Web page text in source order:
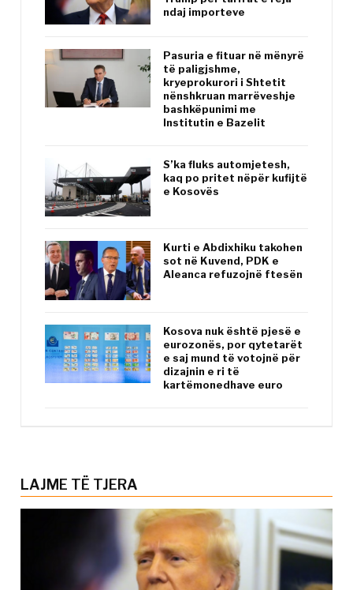
ndaj importeve
Pasuria e fituar në mënyrë
të paligjshme,
kryeprokurori i Shtetit
nënshkruan marrëveshje
bashkëpunimi me
Institutin e Bazelit
S’ka fluks automjetesh,
kaq po pritet nëpër kufijtë
e Kosovës
Kurti e Abdixhiku takohen
sot në Kuvend, PDK e
Aleanca refuzojnë ftesën
Kosova nuk është pjesë e
eurozonës, por qytetarët
e saj mund të votojnë për
dizajnin e ri të
kartëmonedhave euro
LAJME TË TJERA